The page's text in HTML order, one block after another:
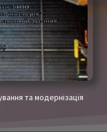
та модернізація